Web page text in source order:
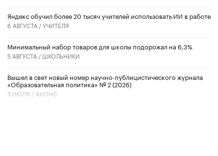
​Яндекс обучил более 20 тысяч учителей использовать ИИ в работе
6 АВГУСТА /УЧИТЕЛЯ
Минимальный набор товаров для школы подорожал на 6,3%
5 АВГУСТА / ШКОЛЬНИКИ
Вышел в свет новый номер научно-публицистического журнала
«Образовательная политика» № 2 (2026)
3 ИЮЛЯ / АНОНС